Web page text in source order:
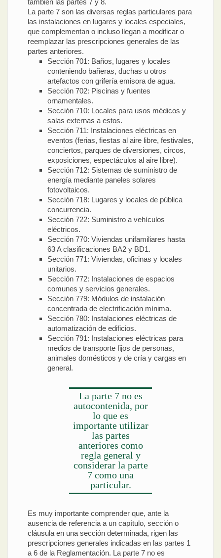
La parte 7 son las diversas reglas particulares para
las instalaciones en lugares y locales especiales,
que complementan o incluso llegan a modificar o
reemplazar las prescripciones generales de las
partes anteriores.
Sección 701: Baños, lugares y locales
conteniendo bañeras, duchas u otros
artefactos con grifería emisora de agua.
Sección 702: Piscinas y fuentes
ornamentales.
Sección 710: Locales para usos médicos y
salas externas a estos.
Sección 711: Instalaciones eléctricas en
eventos (ferias, fiestas al aire libre, festivales,
conciertos, parques de diversiones, circos,
exposiciones, espectáculos al aire libre).
Sección 712: Sistemas de suministro de
energía mediante paneles solares
fotovoltaicos.
Sección 718: Lugares y locales de pública
concurrencia.
Sección 722: Suministro a vehículos
eléctricos.
Sección 770: Viviendas unifamiliares hasta
63 A clasificaciones BA2 y BD1.
Sección 771: Viviendas, oficinas y locales
unitarios.
Sección 772: Instalaciones de espacios
comunes y servicios generales.
Sección 779: Módulos de instalación
concentrada de electrificación mínima.
Sección 780: Instalaciones eléctricas de
automatización de edificios.
Sección 791: Instalaciones eléctricas para
medios de transporte fijos de personas,
animales domésticos y de cría y cargas en
general.
La parte 7 no es
autocontenida, por
lo que es
importante utilizar
las partes
anteriores como
regla general y
considerar la parte
7 como una
particular.
Es muy importante comprender que, ante la
ausencia de referencia a un capítulo, sección o
cláusula en una sección determinada, rigen las
prescripciones generales indicadas en las partes 1
a 6 de la Reglamentación. La parte 7 no es